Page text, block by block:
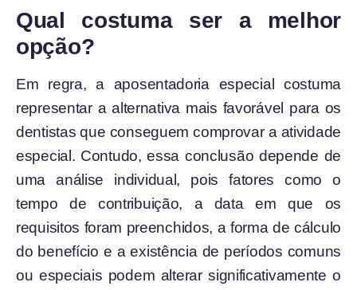
Qual costuma ser a melhor
opção?
Em regra, a aposentadoria especial costuma
representar a alternativa mais favorável para os
dentistas que conseguem comprovar a atividade
especial. Contudo, essa conclusão depende de
uma análise individual, pois fatores como o
tempo de contribuição, a data em que os
requisitos foram preenchidos, a forma de cálculo
do benefício e a existência de períodos comuns
ou especiais podem alterar significativamente o